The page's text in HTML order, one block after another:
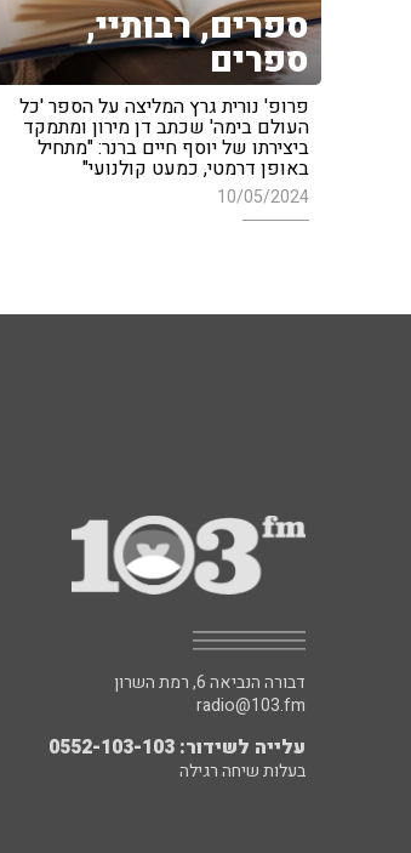
ספרים, רבותיי,
ספרים
פרופ' נורית גרץ המליצה על הספר 'כל
העולם בימה' שכתב דן מירון ומתמקד
ביצירתו של יוסף חיים ברנר: "מתחיל
באופן דרמטי, כמעט קולנועי"
10/05/2024
דבורה הנביאה 6, רמת השרון
radio@103.fm
עלייה לשידור: 0552-103-103
בעלות שיחה רגילה